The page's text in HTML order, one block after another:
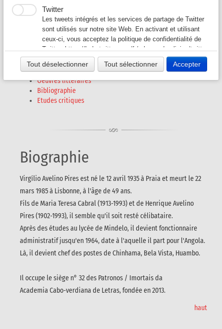
Auteurs G-L ▼
Auteurs M-O▼
Auteurs P - S▼
Auteurs T - V▼
Virgilio Avelino PIRES
(1935 - 1985)
Biographie
Oeuvres littéraires
Bibliographie
Etudes critiques
Biographie
Virgílio Avelino Pires est né le 12 avril 1935 à Praia et meurt le 22
mars 1985 à Lisbonne, à l'âge de 49 ans.
Fils de Maria Teresa Cabral (1913-1993) et de Henrique Avelino
Pires (1902-1993), il semble qu'il soit resté célibataire.
Après des études au lycée de Mindelo, il devient fonctionnaire
administratif jusqu'en 1964, date à l'aquelle il part pour l'Angola.
Là, il devient chef des postes de Chinhama, Bela Vista, Huambo.
Il occupe le siège n° 32 des Patronos / Imortais da
Academia Cabo-verdiana de Letras, fondée en 2013.
haut
Twitter
Les tweets intégrés et les services de partage de Twitter
sont utilisés sur notre site Web. En activant et utilisant
ceux-ci, vous acceptez la politique de confidentialité de
Twitter:https://help.twitter.com/fr/rules-and-policies/twitter-
cookies
Tout déselectionner Tout sélectionner Accepter